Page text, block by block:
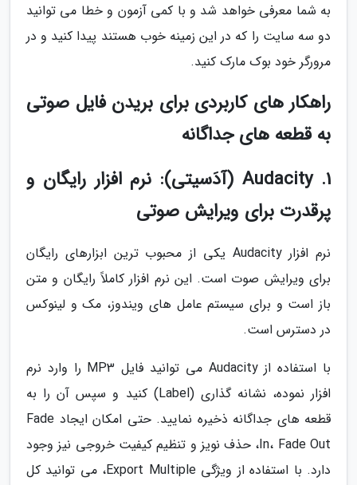
به شما معرفی خواهد شد و با کمی آزمون و خطا می توانید
دو سه سایت را که در این زمینه خوب هستند پیدا کنید و در
مرورگر خود بوک مارک کنید.
راهکار های کاربردی برای بریدن فایل صوتی
به قطعه های جداگانه
1. Audacity (آدَسیتی): نرم افزار رایگان و
پرقدرت برای ویرایش صوتی
نرم افزار Audacity یکی از محبوب ترین ابزارهای رایگان
برای ویرایش صوت است. این نرم افزار کاملاً رایگان و متن
باز است و برای سیستم عامل های ویندوز، مک و لینوکس
در دسترس است.
با استفاده از Audacity می توانید فایل MP3 را وارد نرم
افزار نموده، نشانه گذاری (Label) کنید و سپس آن را به
قطعه های جداگانه ذخیره نمایید. حتی امکان ایجاد Fade
In، Fade Out، حذف نویز و تنظیم کیفیت خروجی نیز وجود
دارد. با استفاده از ویژگی Export Multiple، می توانید کل